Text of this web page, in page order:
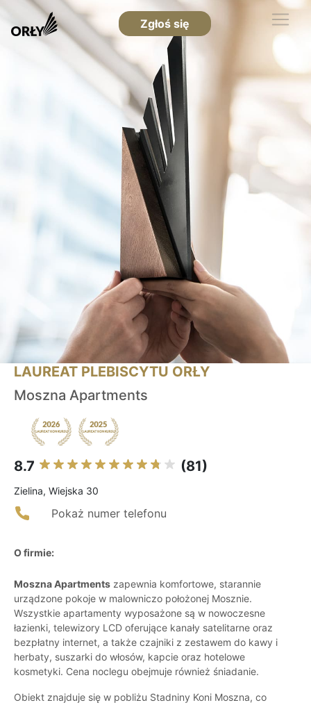
Zgłoś się
LAUREAT PLEBISCYTU ORŁY
Moszna Apartments
8.7 (81)
Zielina, Wiejska 30
Pokaż numer telefonu
O firmie:
Moszna Apartments zapewnia komfortowe, starannie
urządzone pokoje w malowniczo położonej Mosznie.
Wszystkie apartamenty wyposażone są w nowoczesne
łazienki, telewizory LCD oferujące kanały satelitarne oraz
bezpłatny internet, a także czajniki z zestawem do kawy i
herbaty, suszarki do włosów, kapcie oraz hotelowe
kosmetyki. Cena noclegu obejmuje również śniadanie.
Obiekt znajduje się w pobliżu Stadniny Koni Moszna, co